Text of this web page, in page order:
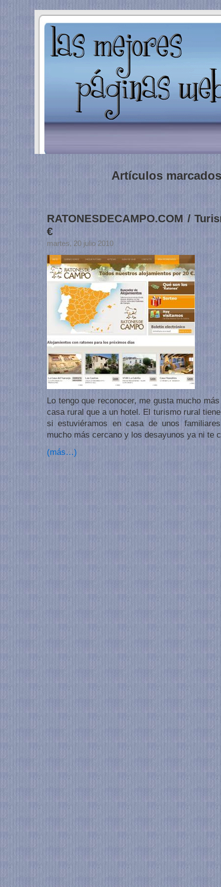
Artículos marcados
RATONESDECAMPO.COM /
€
martes, 20 julio 2010
Lo tengo que reconocer, me gusta mucho
casa rural que a un hotel. El turismo rural
si estuviéramos en casa de unos
mucho más cercano y los desayunos ya ni te
(más…)